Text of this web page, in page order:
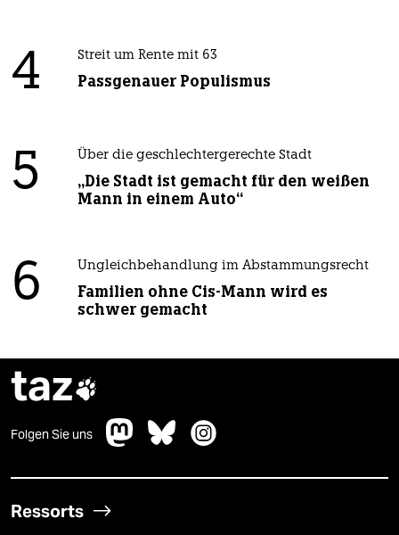
4 Streit um Rente mit 63
Passgenauer Populismus
5 Über die geschlechtergerechte Stadt
„Die Stadt ist gemacht für den weißen
Mann in einem Auto“
6 Ungleichbehandlung im Abstammungsrecht
Familien ohne Cis-Mann wird es
schwer gemacht
taz
Folgen Sie uns
Ressorts